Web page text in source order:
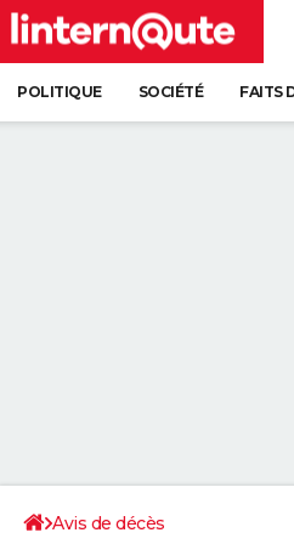
POLITIQUE SOCIÉTÉ FAITS
Avis de décès